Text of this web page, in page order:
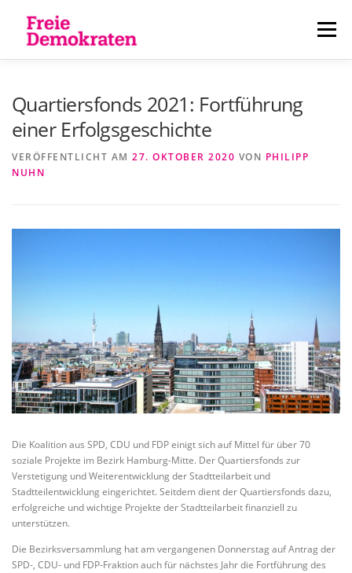
springen
Menü
Quartiersfonds 2021: Fortführung
einer Erfolgsgeschichte
VERÖFFENTLICHT AM 27. OKTOBER 2020 VON PHILIPP
NUHN
Die Koalition aus SPD, CDU und FDP einigt sich auf Mittel für über 70
soziale Projekte im Bezirk Hamburg-Mitte. Der Quartiersfonds zur
Verstetigung und Weiterentwicklung der Stadtteilarbeit und
Stadtteilentwicklung eingerichtet. Seitdem dient der Quartiersfonds dazu,
erfolgreiche und wichtige Projekte der Stadtteilarbeit finanziell zu
unterstützen.
Die Bezirksversammlung hat am vergangenen Donnerstag auf Antrag der
SPD-, CDU- und FDP-Fraktion auch für nächstes Jahr die Fortführung des